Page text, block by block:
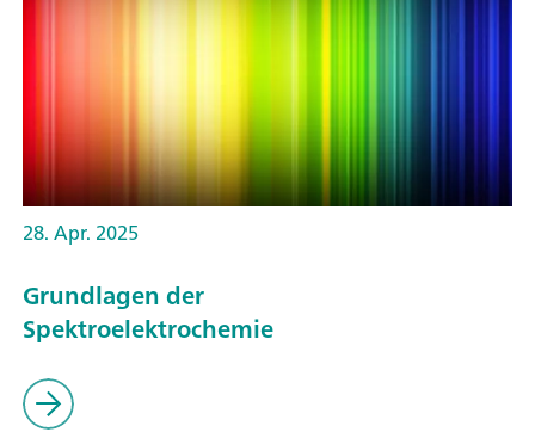
28. Apr. 2025
Grundlagen der
Spektroelektrochemie